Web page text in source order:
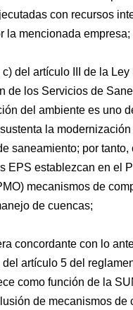
con recursos
la mencionada empresa;
del artículo III de la Ley
de los Servicios de
del ambiente es uno
la
saneamiento; por
EPS establezcan en el
mecanismos de
de cuencas;
concordante con lo
artículo 5 del
como función de la
de mecanismos de